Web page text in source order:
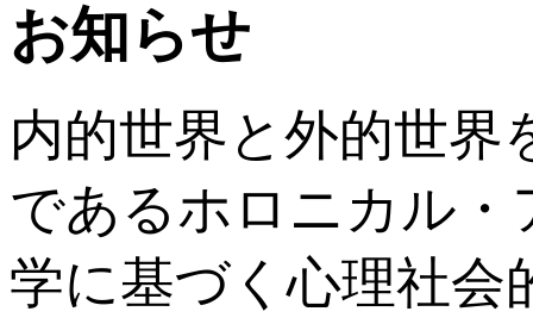
お知らせ
内的世界と外的世界
であるホロニカル
学に基づく心理社会